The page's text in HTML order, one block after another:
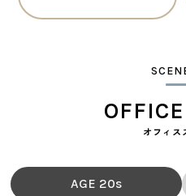
オフィス
AGE 20s